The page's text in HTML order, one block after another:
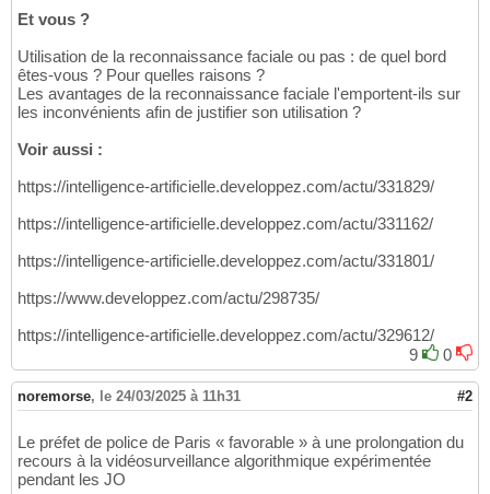
109
110
111
112
113
115
117
119
121
123
125
127
128
        cv::circle
        cv::circle
( result_image, cv:<img
        cv::circle
(result_image, cv:<img
        cv::circle
( result_image, cv:<img
        cv::circle
(result_image, cv:<img
                i, confidence, x, y, w, h,
	imshow
("result", result_image)
	waitKey
();
//release the buffer
return 0
Et vous ?
Utilisation de la reconnaissance faciale ou pas : de quel bord
êtes-vous ? Pour quelles raisons ?
Les avantages de la reconnaissance faciale l'emportent-ils sur
les inconvénients afin de justifier son utilisation ?
Voir aussi :
https://intelligence-artificielle.developpez.com/actu/331829/
https://intelligence-artificielle.developpez.com/actu/331162/
https://intelligence-artificielle.developpez.com/actu/331801/
https://www.developpez.com/actu/298735/
https://intelligence-artificielle.developpez.com/actu/329612/
9
0
noremorse, le 24/03/2025 à 11h31 #2
Le préfet de police de Paris « favorable » à une prolongation du
recours à la vidéosurveillance algorithmique expérimentée
pendant les JO